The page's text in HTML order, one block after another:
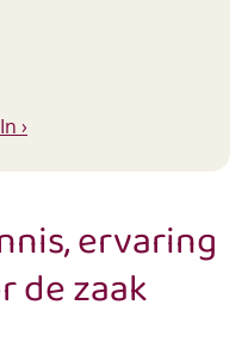
›
ervaring
de zaak